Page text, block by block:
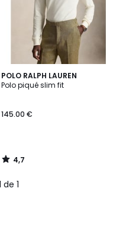
POLO RALPH LAUREN
Polo piqué slim fit
145.00 €
4,7
/ 5
4,7
/
de 1